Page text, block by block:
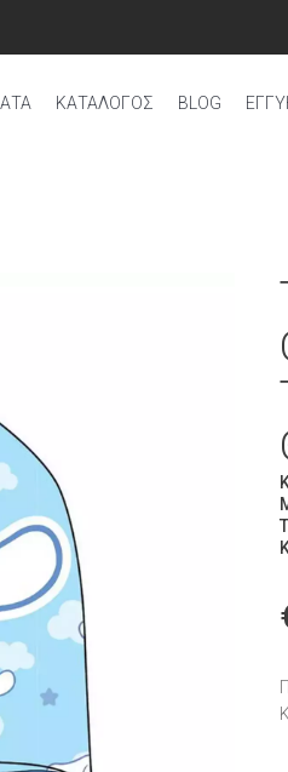
ΚΑΤΑΛΟΓΟΣ BLOG